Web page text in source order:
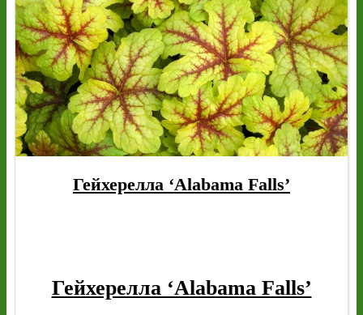
Гейхерелла ‘Alabama Falls’
Гейхерелла ‘Alabama Falls’